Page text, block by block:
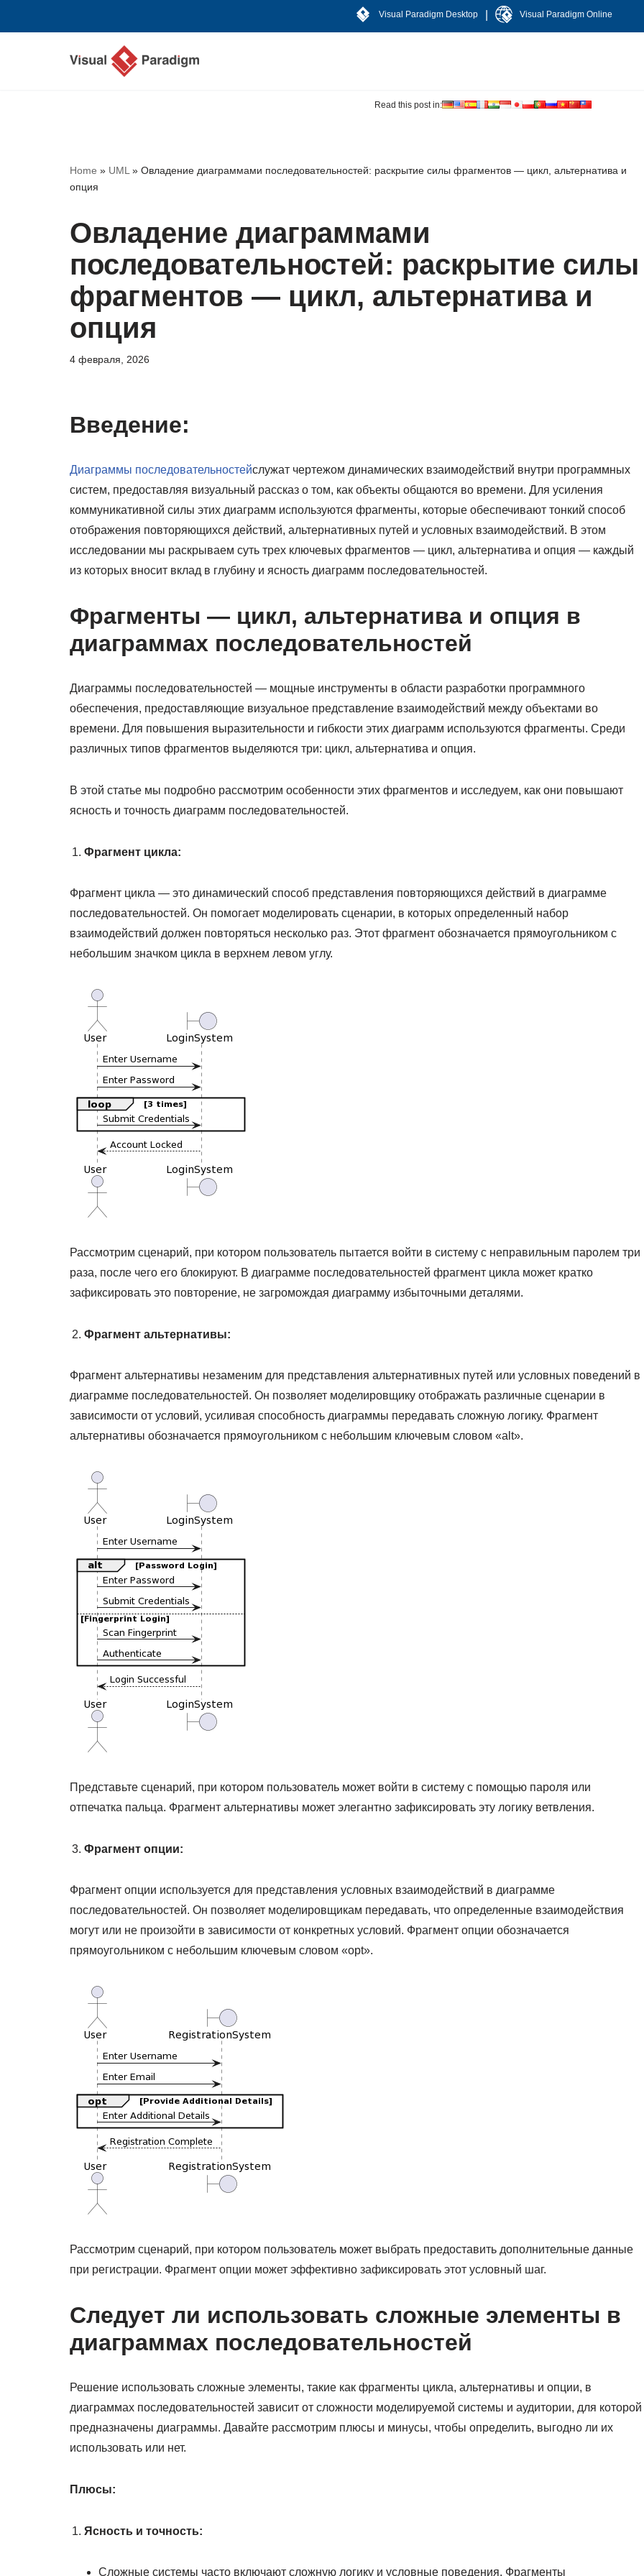
Visual Paradigm Desktop Visual Paradigm Online
Read this post in:
Home » UML » Овладение диаграммами последовательностей: раскрытие силы фрагментов — цикл, альтернатива и
опция
Овладение диаграммами
последовательностей: раскрытие силы
фрагментов — цикл, альтернатива и
опция
4 февраля, 2026
Введение:
Диаграммы последовательностейслужат чертежом динамических взаимодействий внутри программных
систем, предоставляя визуальный рассказ о том, как объекты общаются во времени. Для усиления
коммуникативной силы этих диаграмм используются фрагменты, которые обеспечивают тонкий способ
отображения повторяющихся действий, альтернативных путей и условных взаимодействий. В этом
исследовании мы раскрываем суть трех ключевых фрагментов — цикл, альтернатива и опция — каждый
из которых вносит вклад в глубину и ясность диаграмм последовательностей.
Фрагменты — цикл, альтернатива и опция в
диаграммах последовательностей
Диаграммы последовательностей — мощные инструменты в области разработки программного
обеспечения, предоставляющие визуальное представление взаимодействий между объектами во
времени. Для повышения выразительности и гибкости этих диаграмм используются фрагменты. Среди
различных типов фрагментов выделяются три: цикл, альтернатива и опция.
В этой статье мы подробно рассмотрим особенности этих фрагментов и исследуем, как они повышают
ясность и точность диаграмм последовательностей.
Фрагмент цикла:
Фрагмент цикла — это динамический способ представления повторяющихся действий в диаграмме
последовательностей. Он помогает моделировать сценарии, в которых определенный набор
взаимодействий должен повторяться несколько раз. Этот фрагмент обозначается прямоугольником с
небольшим значком цикла в верхнем левом углу.
Рассмотрим сценарий, при котором пользователь пытается войти в систему с неправильным паролем три
раза, после чего его блокируют. В диаграмме последовательностей фрагмент цикла может кратко
зафиксировать это повторение, не загромождая диаграмму избыточными деталями.
Фрагмент альтернативы:
Фрагмент альтернативы незаменим для представления альтернативных путей или условных поведений в
диаграмме последовательностей. Он позволяет моделировщику отображать различные сценарии в
зависимости от условий, усиливая способность диаграммы передавать сложную логику. Фрагмент
альтернативы обозначается прямоугольником с небольшим ключевым словом «alt».
Представьте сценарий, при котором пользователь может войти в систему с помощью пароля или
отпечатка пальца. Фрагмент альтернативы может элегантно зафиксировать эту логику ветвления.
Фрагмент опции:
Фрагмент опции используется для представления условных взаимодействий в диаграмме
последовательностей. Он позволяет моделировщикам передавать, что определенные взаимодействия
могут или не произойти в зависимости от конкретных условий. Фрагмент опции обозначается
прямоугольником с небольшим ключевым словом «opt».
Рассмотрим сценарий, при котором пользователь может выбрать предоставить дополнительные данные
при регистрации. Фрагмент опции может эффективно зафиксировать этот условный шаг.
Следует ли использовать сложные элементы в
диаграммах последовательностей
Решение использовать сложные элементы, такие как фрагменты цикла, альтернативы и опции, в
диаграммах последовательностей зависит от сложности моделируемой системы и аудитории, для которой
предназначены диаграммы. Давайте рассмотрим плюсы и минусы, чтобы определить, выгодно ли их
использовать или нет.
Плюсы:
Ясность и точность:
Сложные системы часто включают сложную логику и условные поведения. Фрагменты